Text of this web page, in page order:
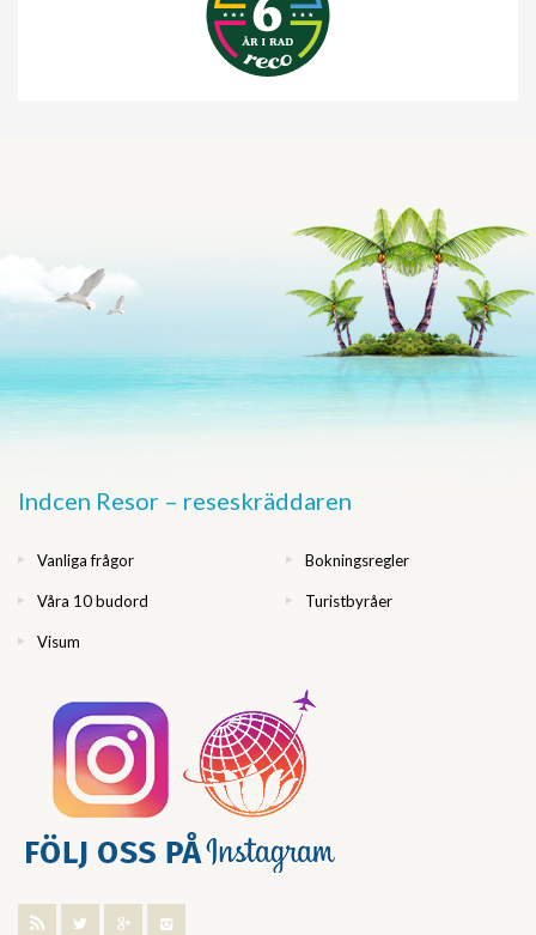
Indcen Resor – reseskräddaren
Vanliga frågor Bokningsregler
Våra 10 budord Turistbyråer
Visum